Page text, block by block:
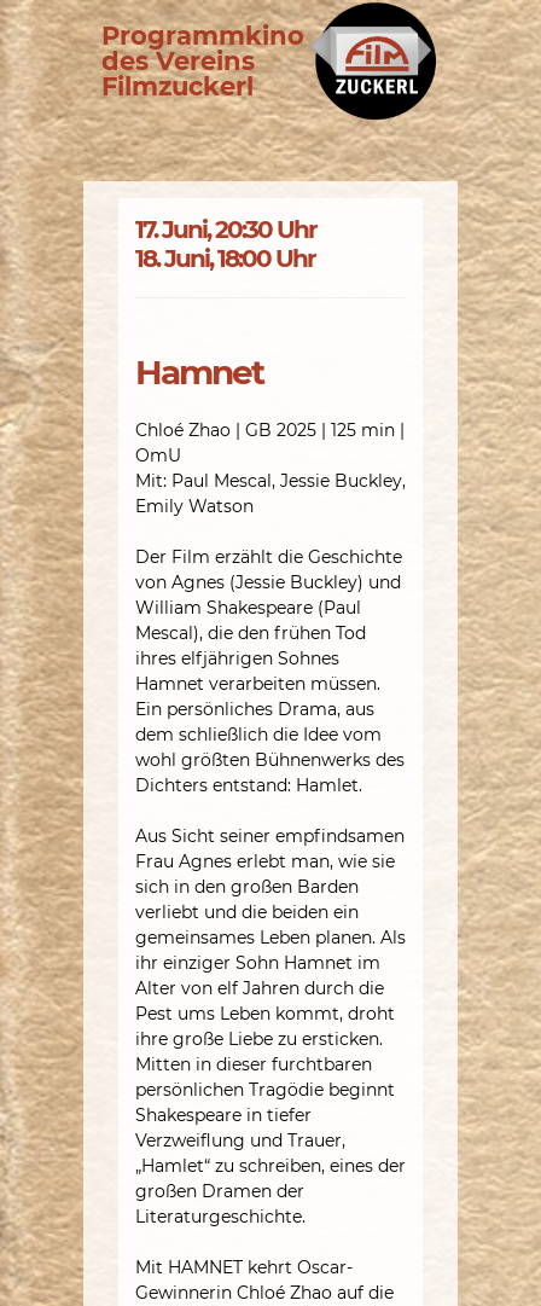
Programmkino
des Vereins
Filmzuckerl
17. Juni, 20:30 Uhr
18. Juni, 18:00 Uhr
Hamnet
Chloé Zhao | GB 2025 | 125 min |
OmU
Mit: Paul Mescal, Jessie Buckley,
Emily Watson
Der Film erzählt die Geschichte
von Agnes (Jessie Buckley) und
William Shakespeare (Paul
Mescal), die den frühen Tod
ihres elfjährigen Sohnes
Hamnet verarbeiten müssen.
Ein persönliches Drama, aus
dem schließlich die Idee vom
wohl größten Bühnenwerks des
Dichters entstand: Hamlet.
Aus Sicht seiner empfindsamen
Frau Agnes erlebt man, wie sie
sich in den großen Barden
verliebt und die beiden ein
gemeinsames Leben planen. Als
ihr einziger Sohn Hamnet im
Alter von elf Jahren durch die
Pest ums Leben kommt, droht
ihre große Liebe zu ersticken.
Mitten in dieser furchtbaren
persönlichen Tragödie beginnt
Shakespeare in tiefer
Verzweiflung und Trauer,
„Hamlet“ zu schreiben, eines der
großen Dramen der
Literaturgeschichte.
Mit HAMNET kehrt Oscar-
Gewinnerin Chloé Zhao auf die